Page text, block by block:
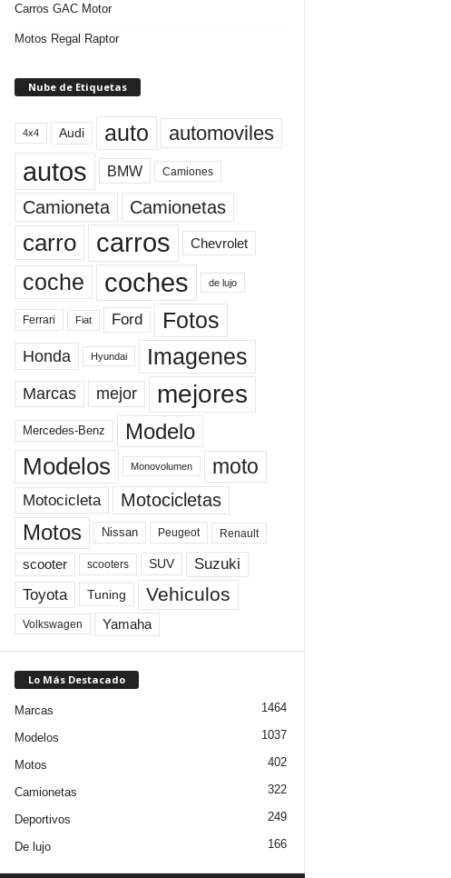
Carros GAC Motor
Motos Regal Raptor
Nube de Etiquetas
4x4 Audi auto automoviles
autos BMW Camiones
Camioneta Camionetas
carro carros Chevrolet
coche coches de lujo
Ferrari Fiat Ford Fotos
Honda Hyundai Imagenes
Marcas mejor mejores
Mercedes-Benz Modelo
Modelos Monovolumen moto
Motocicleta Motocicletas
Motos Nissan Peugeot Renault
scooter scooters SUV Suzuki
Toyota Tuning Vehiculos
Volkswagen Yamaha
Lo Más Destacado
Marcas 1464
Modelos 1037
Motos 402
Camionetas 322
Deportivos 249
De lujo 166